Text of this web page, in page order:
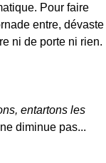
Pour faire
entre, dévaste
ni de porte ni rien.
entartons les
diminue pas...